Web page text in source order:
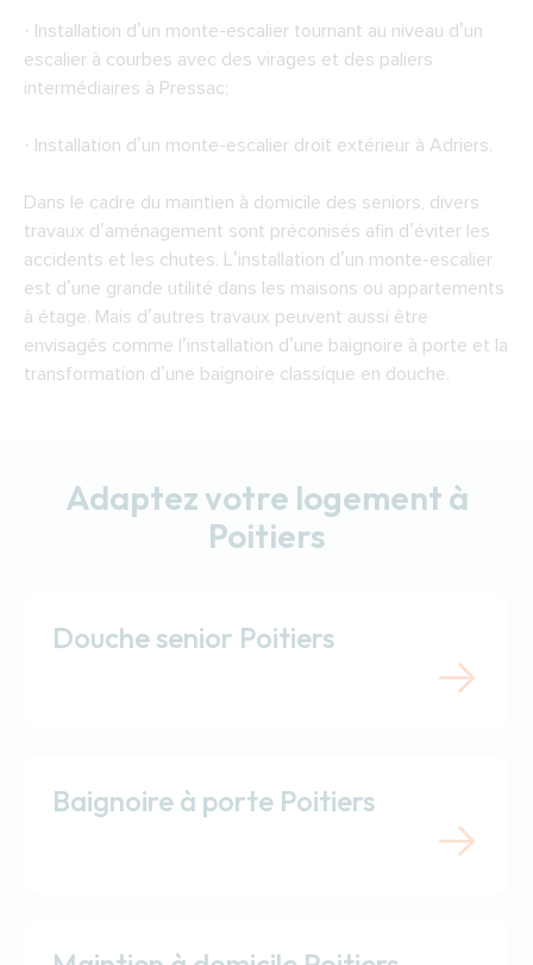
· Installation d’un monte-escalier tournant au niveau d’un
escalier à courbes avec des virages et des paliers
intermédiaires à Pressac;
· Installation d’un monte-escalier droit extérieur à Adriers.
Dans le cadre du maintien à domicile des seniors, divers
travaux d’aménagement sont préconisés afin d’éviter les
accidents et les chutes. L’installation d’un monte-escalier
est d’une grande utilité dans les maisons ou appartements
à étage. Mais d’autres travaux peuvent aussi être
envisagés comme l’installation d’une baignoire à porte et la
transformation d’une baignoire classique en douche.
Adaptez votre logement à
Poitiers
Douche senior Poitiers
Baignoire à porte Poitiers